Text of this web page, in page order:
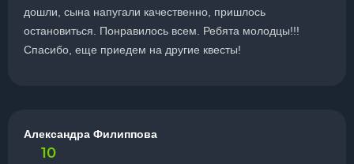
дошли, сына напугали качественно, пришлось
остановиться. Понравилось всем. Ребята молодцы!!!
Спасибо, еще приедем на другие квесты!
Александра Филиппова
10